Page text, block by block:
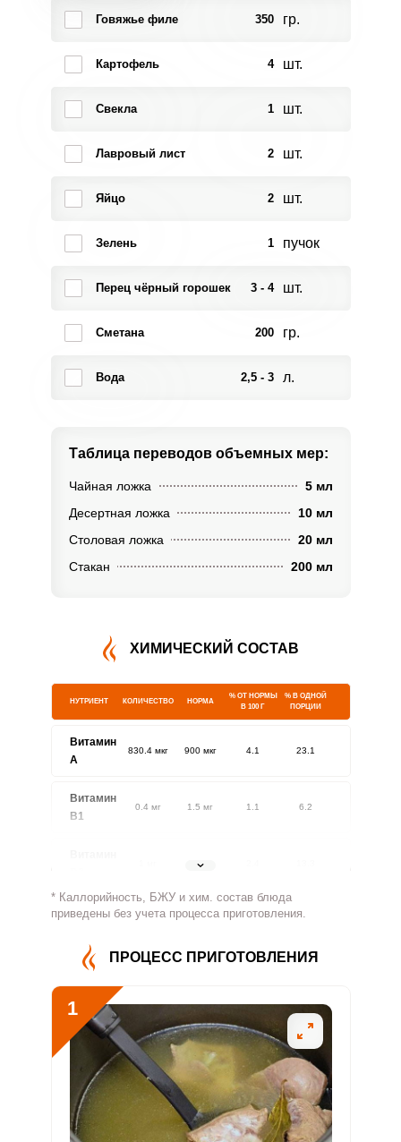
Говяжье филе 350 гр.
Картофель 4 шт.
Свекла 1 шт.
Лавровый лист 2 шт.
Яйцо 2 шт.
Зелень 1 пучок
Перец чёрный горошек 3 - 4 шт.
Сметана 200 гр.
Вода 2,5 - 3 л.
Таблица переводов объемных мер:
Чайная ложка
5 мл
Десертная ложка
10 мл
Столовая ложка
20 мл
Стакан
200 мл
ХИМИЧЕСКИЙ СОСТАВ
НУТРИЕНТ КОЛИЧЕСТВО НОРМА
% ОТ НОРМЫ
В 100 Г
% В ОДНОЙ
ПОРЦИИ
Витамин
A
830.4 мкг 900 мкг 4.1 23.1
Витамин
В1
0.4 мг 1.5 мг 1.1 6.2
1.8 мг
Витамин
859.9 мг 500 мг 7.6 43
Витамин
В5
Витамин
В6
2 мг 2 мг 4.4 24.9
Витамин
В9
326.4 мкг 3.6 20.4
Витамин
* Каллорийность, БЖУ и хим. состав блюда
приведены без учета процесса приготовления.
ПРОЦЕСС ПРИГОТОВЛЕНИЯ
1